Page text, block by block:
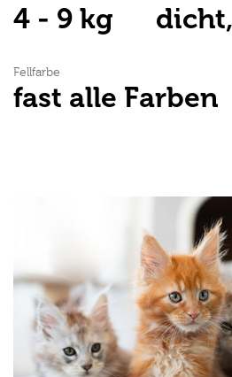
4 - 9 kg
Fellfarbe
fast alle Farben